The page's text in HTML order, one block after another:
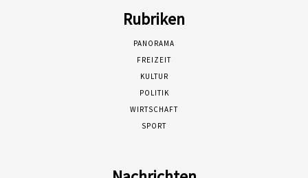
Rubriken
PANORAMA
FREIZEIT
KULTUR
POLITIK
WIRTSCHAFT
SPORT